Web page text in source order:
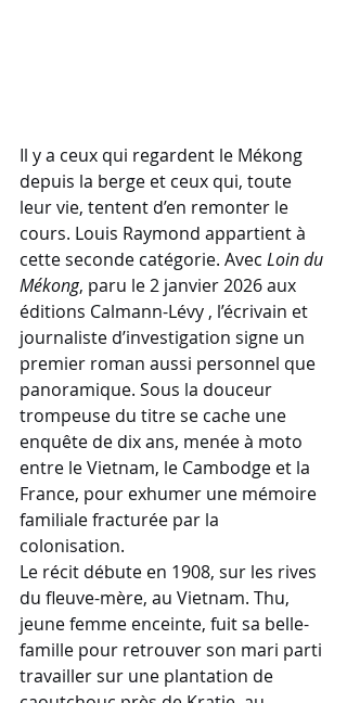
Il y a ceux qui regardent le Mékong
depuis la berge et ceux qui, toute
leur vie, tentent d’en remonter le
cours. Louis Raymond appartient à
cette seconde catégorie. Avec Loin du
Mékong, paru le 2 janvier 2026 aux
éditions Calmann-Lévy , l’écrivain et
journaliste d’investigation signe un
premier roman aussi personnel que
panoramique. Sous la douceur
trompeuse du titre se cache une
enquête de dix ans, menée à moto
entre le Vietnam, le Cambodge et la
France, pour exhumer une mémoire
familiale fracturée par la
colonisation.
Le récit débute en 1908, sur les rives
du fleuve-mère, au Vietnam. Thu,
jeune femme enceinte, fuit sa belle-
famille pour retrouver son mari parti
travailler sur une plantation de